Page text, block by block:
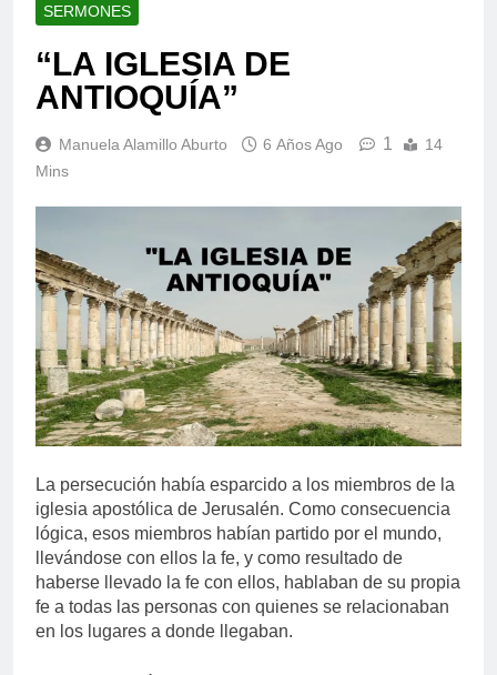
SERMONES
“LA IGLESIA DE
ANTIOQUÍA”
Manuela Alamillo Aburto 6 Años Ago 1
14
Mins
La persecución había esparcido a los miembros de la
iglesia apostólica de Jerusalén. Como consecuencia
lógica, esos miembros habían partido por el mundo,
llevándose con ellos la fe, y como resultado de
haberse llevado la fe con ellos, hablaban de su propia
fe a todas las personas con quienes se relacionaban
en los lugares a donde llegaban.